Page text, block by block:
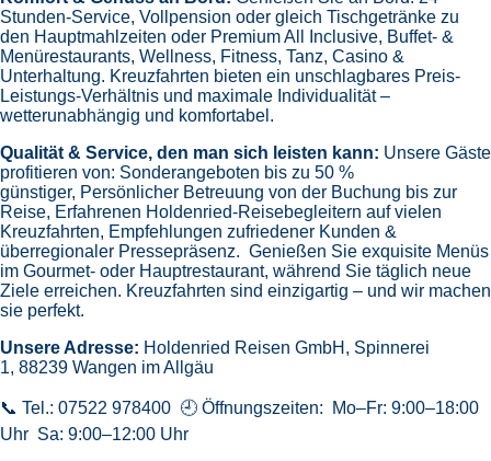
Stunden-Service, Vollpension oder gleich Tischgetränke zu
den Hauptmahlzeiten oder Premium All Inclusive, Buffet- &
Menürestaurants, Wellness, Fitness, Tanz, Casino &
Unterhaltung. Kreuzfahrten bieten ein unschlagbares Preis-
Leistungs-Verhältnis und maximale Individualität –
wetterunabhängig und komfortabel.
Qualität & Service, den man sich leisten kann: Unsere Gäste
profitieren von: Sonderangeboten bis zu 50 %
günstiger, Persönlicher Betreuung von der Buchung bis zur
Reise, Erfahrenen Holdenried-Reisebegleitern auf vielen
Kreuzfahrten, Empfehlungen zufriedener Kunden &
überregionaler Pressepräsenz. Genießen Sie exquisite Menüs
im Gourmet- oder Hauptrestaurant, während Sie täglich neue
Ziele erreichen. Kreuzfahrten sind einzigartig – und wir machen
sie perfekt.
Unsere Adresse: Holdenried Reisen GmbH, Spinnerei
1, 88239 Wangen im Allgäu
📞 Tel.: 07522 978400 🕘 Öffnungszeiten: Mo–Fr: 9:00–18:00
Uhr Sa: 9:00–12:00 Uhr